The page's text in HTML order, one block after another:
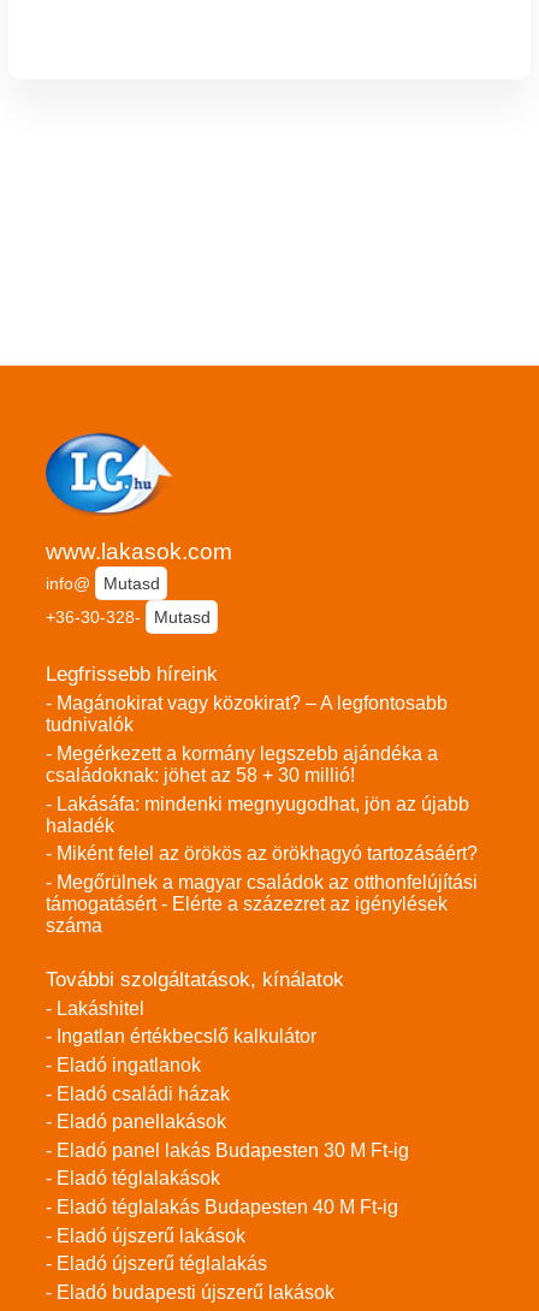
www.lakasok.com
info@
Mutasd
+36-30-328-
Mutasd
Legfrissebb híreink
- Magánokirat vagy közokirat? – A legfontosabb
tudnivalók
- Megérkezett a kormány legszebb ajándéka a
családoknak: jöhet az 58 + 30 millió!
- Lakásáfa: mindenki megnyugodhat, jön az újabb
haladék
- Miként felel az örökös az örökhagyó tartozásáért?
- Megőrülnek a magyar családok az otthonfelújítási
támogatásért - Elérte a százezret az igénylések
száma
További szolgáltatások, kínálatok
- Lakáshitel
- Ingatlan értékbecslő kalkulátor
- Eladó ingatlanok
- Eladó családi házak
- Eladó panellakások
- Eladó panel lakás Budapesten 30 M Ft-ig
- Eladó téglalakások
- Eladó téglalakás Budapesten 40 M Ft-ig
- Eladó újszerű lakások
- Eladó újszerű téglalakás
- Eladó budapesti újszerű lakások